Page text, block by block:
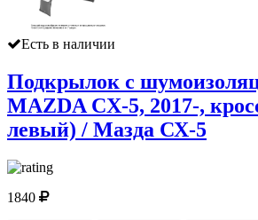
Есть в наличии
Подкрылок с
MAZDA CX-5, 2017-,
левый) / Мазда СХ-5
1840